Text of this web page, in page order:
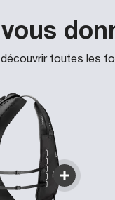
toutes les